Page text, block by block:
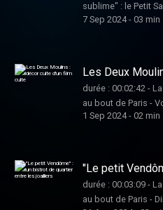
sublime" : le Petit
Saint-Benoît pour
dessins, les
7 Sep 2024- 03 min
Les Deux
film culte
durée : 00:02:42 - La
au bout de Paris -
Café des deux
d’Amélie Poulain".
1 Sep 2024- 02 min
"Le petit
quartier entre
durée : 00:03:09 - La
au bout de Paris -